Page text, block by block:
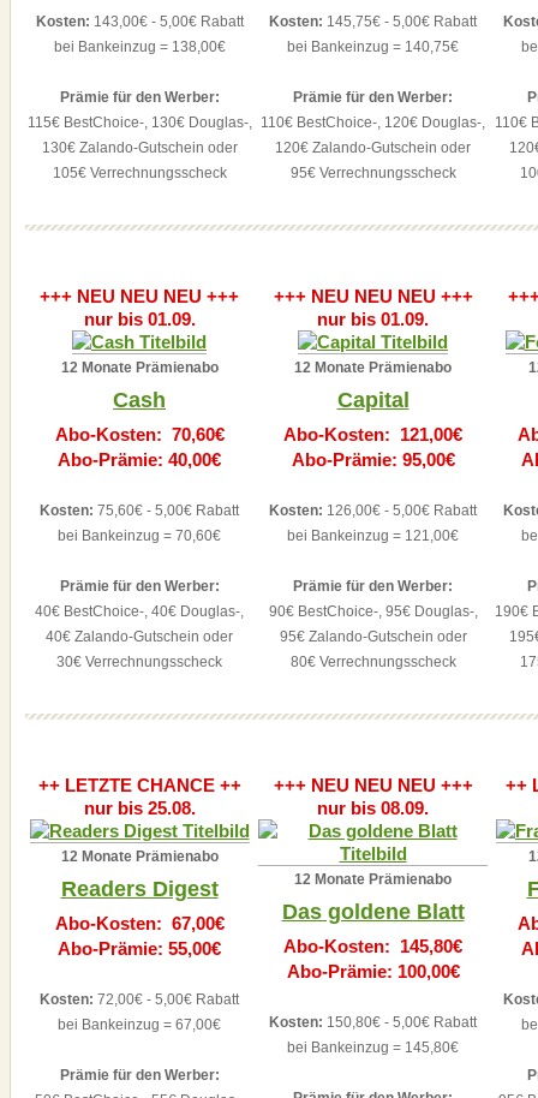
Kosten: 143,00€ - 5,00€ Rabatt
bei Bankeinzug = 138,00€
Prämie für den Werber:
115€ BestChoice-, 130€ Douglas-,
130€ Zalando-Gutschein oder
105€ Verrechnungsscheck
Kosten: 145,75€ - 5,00€ Rabatt
bei Bankeinzug = 140,75€
Prämie für den Werber:
110€ BestChoice-, 120€ Douglas-,
120€ Zalando-Gutschein oder
95€ Verrechnungsscheck
110€
+++ NEU NEU NEU +++
nur bis 01.09.
12 Monate Prämienabo
Cash
Abo-Kosten: 70,60€
Abo-Prämie: 40,00€
Kosten: 75,60€ - 5,00€ Rabatt
bei Bankeinzug = 70,60€
Prämie für den Werber:
40€ BestChoice-, 40€ Douglas-,
40€ Zalando-Gutschein oder
30€ Verrechnungsscheck
+++ NEU NEU NEU +++
nur bis 01.09.
12 Monate Prämienabo
Capital
Abo-Kosten: 121,00€
Abo-Prämie: 95,00€
Kosten: 126,00€ - 5,00€ Rabatt
bei Bankeinzug = 121,00€
Prämie für den Werber:
90€ BestChoice-, 95€ Douglas-,
95€ Zalando-Gutschein oder
80€ Verrechnungsscheck
190€
++ LETZTE CHANCE ++
nur bis 25.08.
12 Monate Prämienabo
Readers Digest
Abo-Kosten: 67,00€
Abo-Prämie: 55,00€
Kosten: 72,00€ - 5,00€ Rabatt
bei Bankeinzug = 67,00€
Prämie für den Werber:
+++ NEU NEU NEU +++
nur bis 08.09.
12 Monate Prämienabo
Das goldene Blatt
Abo-Kosten: 145,80€
Abo-Prämie: 100,00€
Kosten: 150,80€ - 5,00€ Rabatt
bei Bankeinzug = 145,80€
++